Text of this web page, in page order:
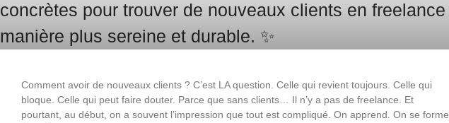
Comment avoir de nouveaux clients ? C’est LA question. Celle qui revient toujours. Celle qui
bloque. Celle qui peut faire douter. Parce que sans clients… Il n’y a pas de freelance. Et
pourtant, au début, on a souvent l’impression que tout est compliqué. On apprend. On se forme.